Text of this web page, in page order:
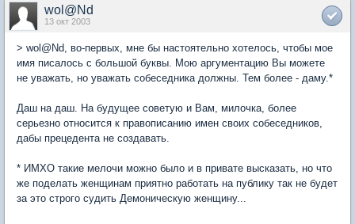
wol@Nd
13 окт 2003
> wol@Nd, во-первых, мне бы настоятельно хотелось, чтобы мое
имя писалось с большой буквы. Мою аргументацию Вы можете
не уважать, но уважать собеседника должны. Тем более - даму.*
Даш на даш. На будущее советую и Вам, милочка, более
серьезно относится к правописанию имен своих собеседников,
дабы прецедента не создавать.
* ИМХО такие мелочи можно было и в привате высказать, но что
же поделать женщинам приятно работать на публику так не будет
за это строго судить Демоническую женщину...